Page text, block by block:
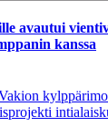
avautui
kanssa